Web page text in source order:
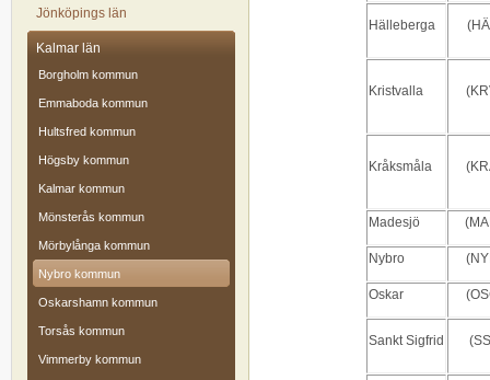
Jönköpings län
Kalmar län
Borgholm kommun
Emmaboda kommun
Hultsfred kommun
Högsby kommun
Kalmar kommun
Mönsterås kommun
Mörbylånga kommun
Nybro kommun
Oskarshamn kommun
Torsås kommun
Vimmerby kommun
Hälleberga
Kristvalla
Kråksmåla
Madesjö
Nybro
Oskar
Sankt Sigfrid